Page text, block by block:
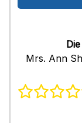
Mrs. Ann